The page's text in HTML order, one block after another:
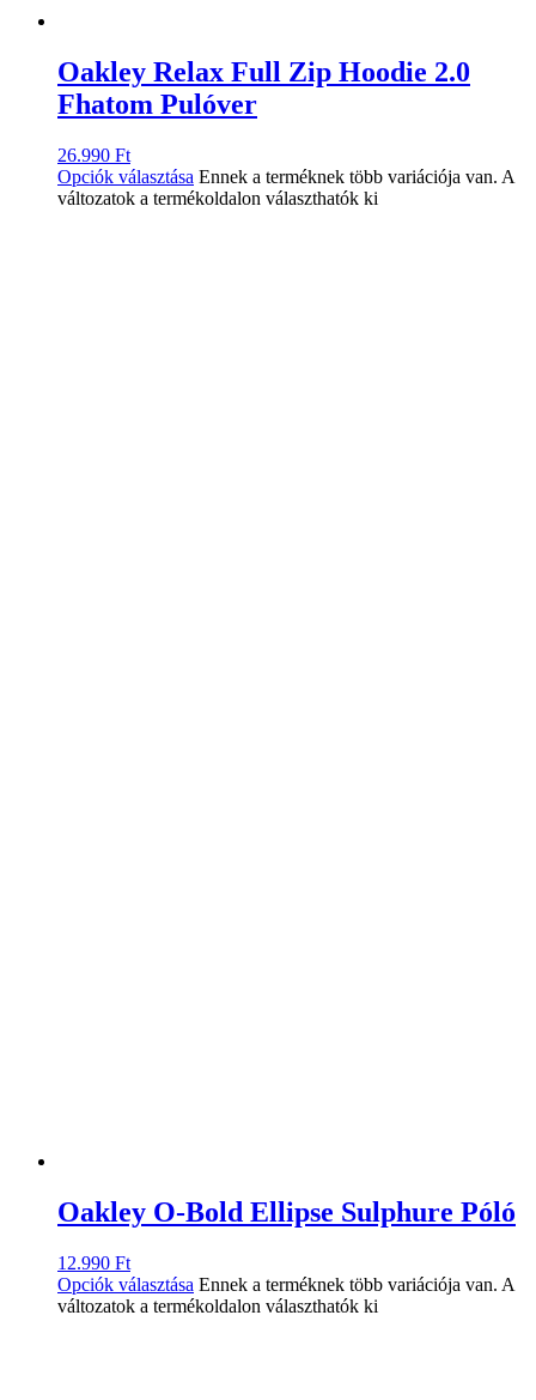
Oakley Relax Full Zip Hoodie 2.0
Fhatom Pulóver
26.990 Ft
Opciók választása Ennek a terméknek több variációja van. A
változatok a termékoldalon választhatók ki
Oakley O-Bold Ellipse Sulphure Póló
12.990 Ft
Opciók választása Ennek a terméknek több variációja van. A
változatok a termékoldalon választhatók ki